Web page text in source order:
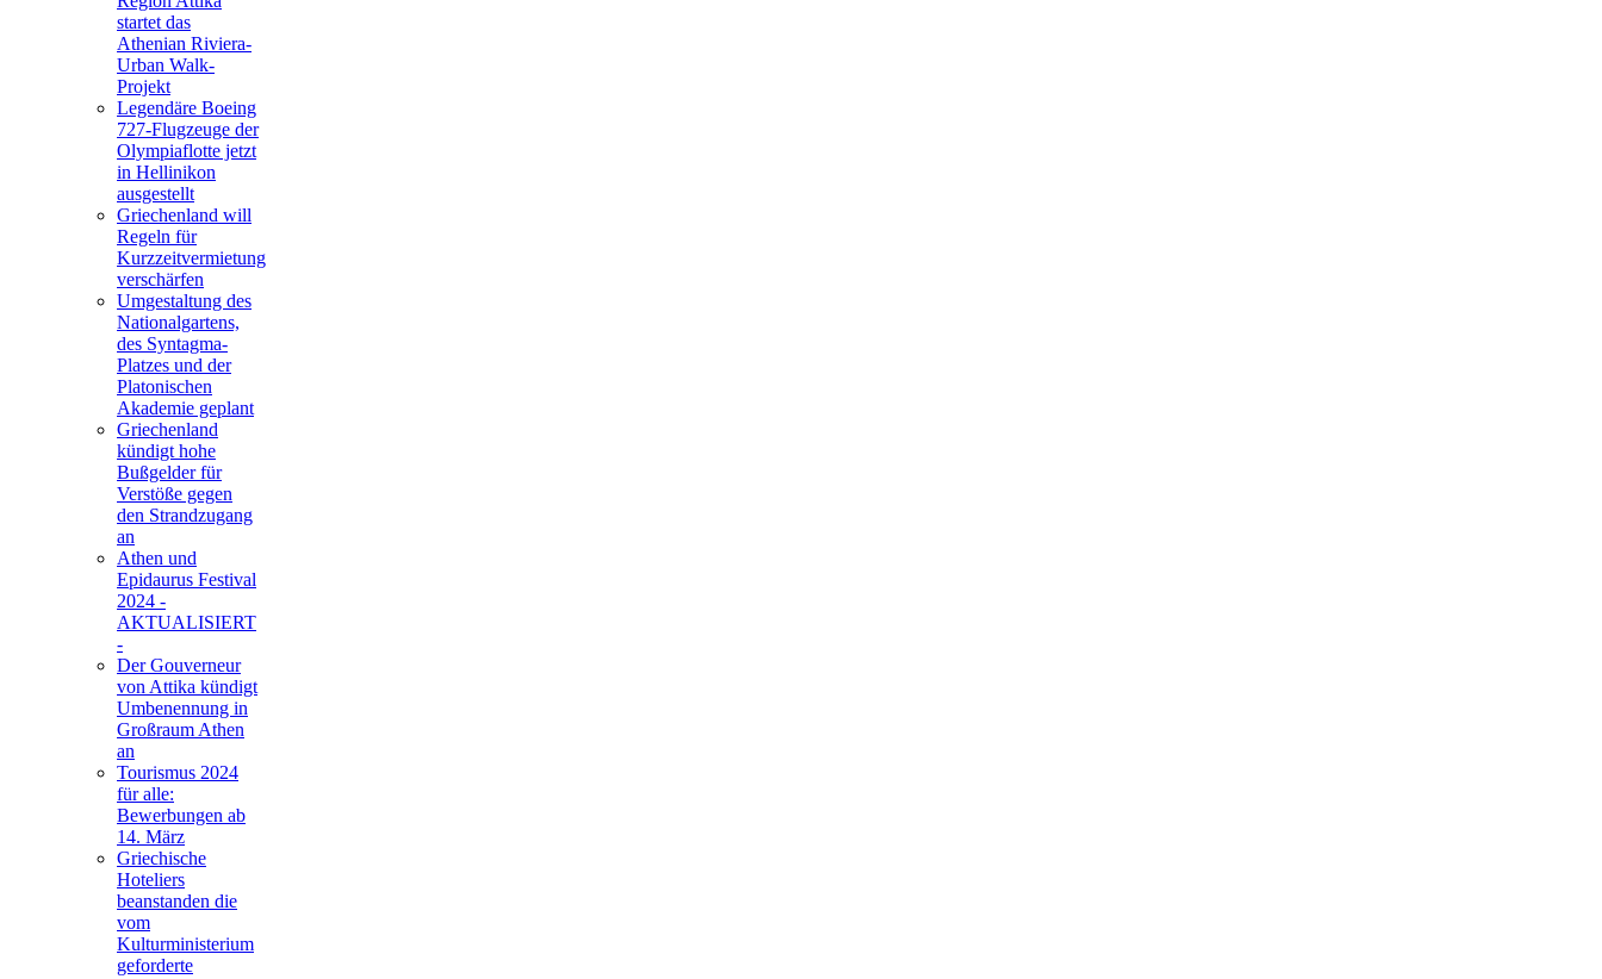
startet das
Athenian Riviera-
Urban Walk-
Projekt
Legendäre Boeing
727-Flugzeuge der
Olympiaflotte jetzt
in Hellinikon
ausgestellt
Griechenland will
Regeln für
Kurzzeitvermietung
verschärfen
Umgestaltung des
Nationalgartens,
des Syntagma-
Platzes und der
Platonischen
Akademie geplant
Griechenland
kündigt hohe
Bußgelder für
Verstöße gegen
den Strandzugang
an
Athen und
Epidaurus Festival
2024 -
AKTUALISIERT
-
Der Gouverneur
von Attika kündigt
Umbenennung in
Großraum Athen
an
Tourismus 2024
für alle:
Bewerbungen ab
14. März
Griechische
Hoteliers
beanstanden die
vom
Kulturministerium
geforderte